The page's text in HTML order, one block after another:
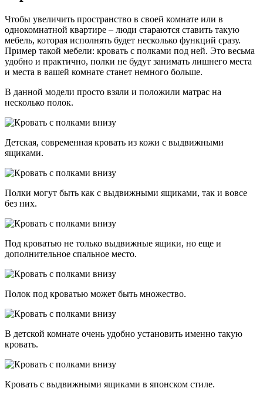
Чтобы увеличить пространство в своей комнате или в
однокомнатной квартире – люди стараются ставить такую
мебель, которая исполнять будет несколько функций сразу.
Пример такой мебели: кровать с полками под ней. Это весьма
удобно и практично, полки не будут занимать лишнего места
и места в вашей комнате станет немного больше.
В данной модели просто взяли и положили матрас на
несколько полок.
Детская, современная кровать из кожи с выдвижными
ящиками.
Полки могут быть как с выдвижными ящиками, так и вовсе
без них.
Под кроватью не только выдвижные ящики, но еще и
дополнительное спальное место.
Полок под кроватью может быть множество.
В детской комнате очень удобно установить именно такую
кровать.
Кровать с выдвижными ящиками в японском стиле.